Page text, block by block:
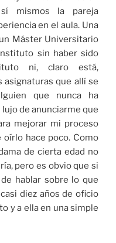
mismos la pareja
en el aula. Una
Máster Universitario
sin haber sido
ni, claro está,
asignaturas que allí se
que nunca ha
de anunciarme que
mejorar mi proceso
hace poco. Como
de cierta edad no
pero es obvio que si
hablar sobre lo que
diez años de oficio
y a ella en una simple